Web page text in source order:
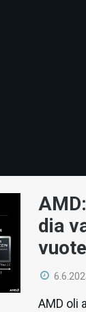
dia
AMD oli